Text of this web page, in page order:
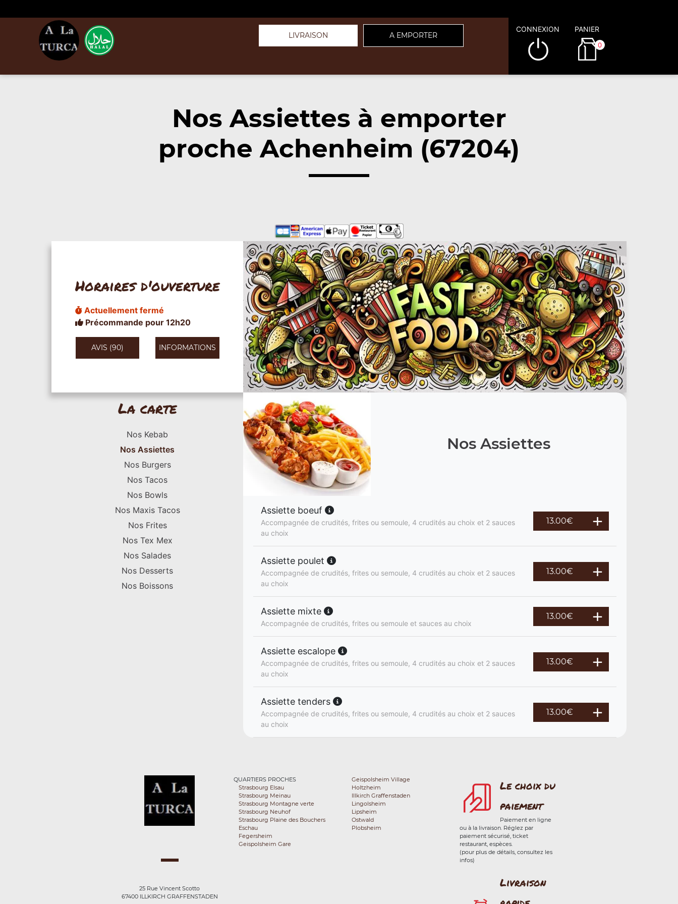
LIVRAISON A EMPORTER
CONNEXION PANIER
0
Nos Assiettes à emporter
proche Achenheim (67204)
Horaires d'ouverture
Actuellement fermé
Précommande pour 12h20
AVIS (90) INFORMATIONS
La carte
Nos Kebab
Nos Assiettes
Nos Burgers
Nos Tacos
Nos Bowls
Nos Maxis Tacos
Nos Frites
Nos Tex Mex
Nos Salades
Nos Desserts
Nos Boissons
Nos Assiettes
Assiette boeuf
Accompagnée de crudités, frites ou semoule, 4 crudités au choix et 2 sauces
au choix
13.00€
Assiette poulet
Accompagnée de crudités, frites ou semoule, 4 crudités au choix et 2 sauces
au choix
13.00€
Assiette mixte
Accompagnée de crudités, frites ou semoule et sauces au choix
13.00€
Assiette escalope
Accompagnée de crudités, frites ou semoule, 4 crudités au choix et 2 sauces
au choix
13.00€
Assiette tenders
Accompagnée de crudités, frites ou semoule, 4 crudités au choix et 2 sauces
au choix
13.00€
25 Rue Vincent Scotto
67400 ILLKIRCH GRAFFENSTADEN
QUARTIERS PROCHES
Strasbourg Elsau
Strasbourg Meinau
Strasbourg Montagne verte
Strasbourg Neuhof
Strasbourg Plaine des Bouchers
Eschau
Fegersheim
Geispolsheim Gare
Geispolsheim Village
Holtzheim
Illkirch Graffenstaden
Lingolsheim
Lipsheim
Ostwald
Plobsheim
Le choix du
paiement
Paiement en ligne
ou à la livraison. Réglez par
paiement sécurisé, ticket
restaurant, espèces.
(pour plus de détails, consultez les
infos)
Livraison